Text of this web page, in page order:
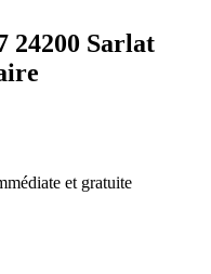
24200 Sarlat
et gratuite